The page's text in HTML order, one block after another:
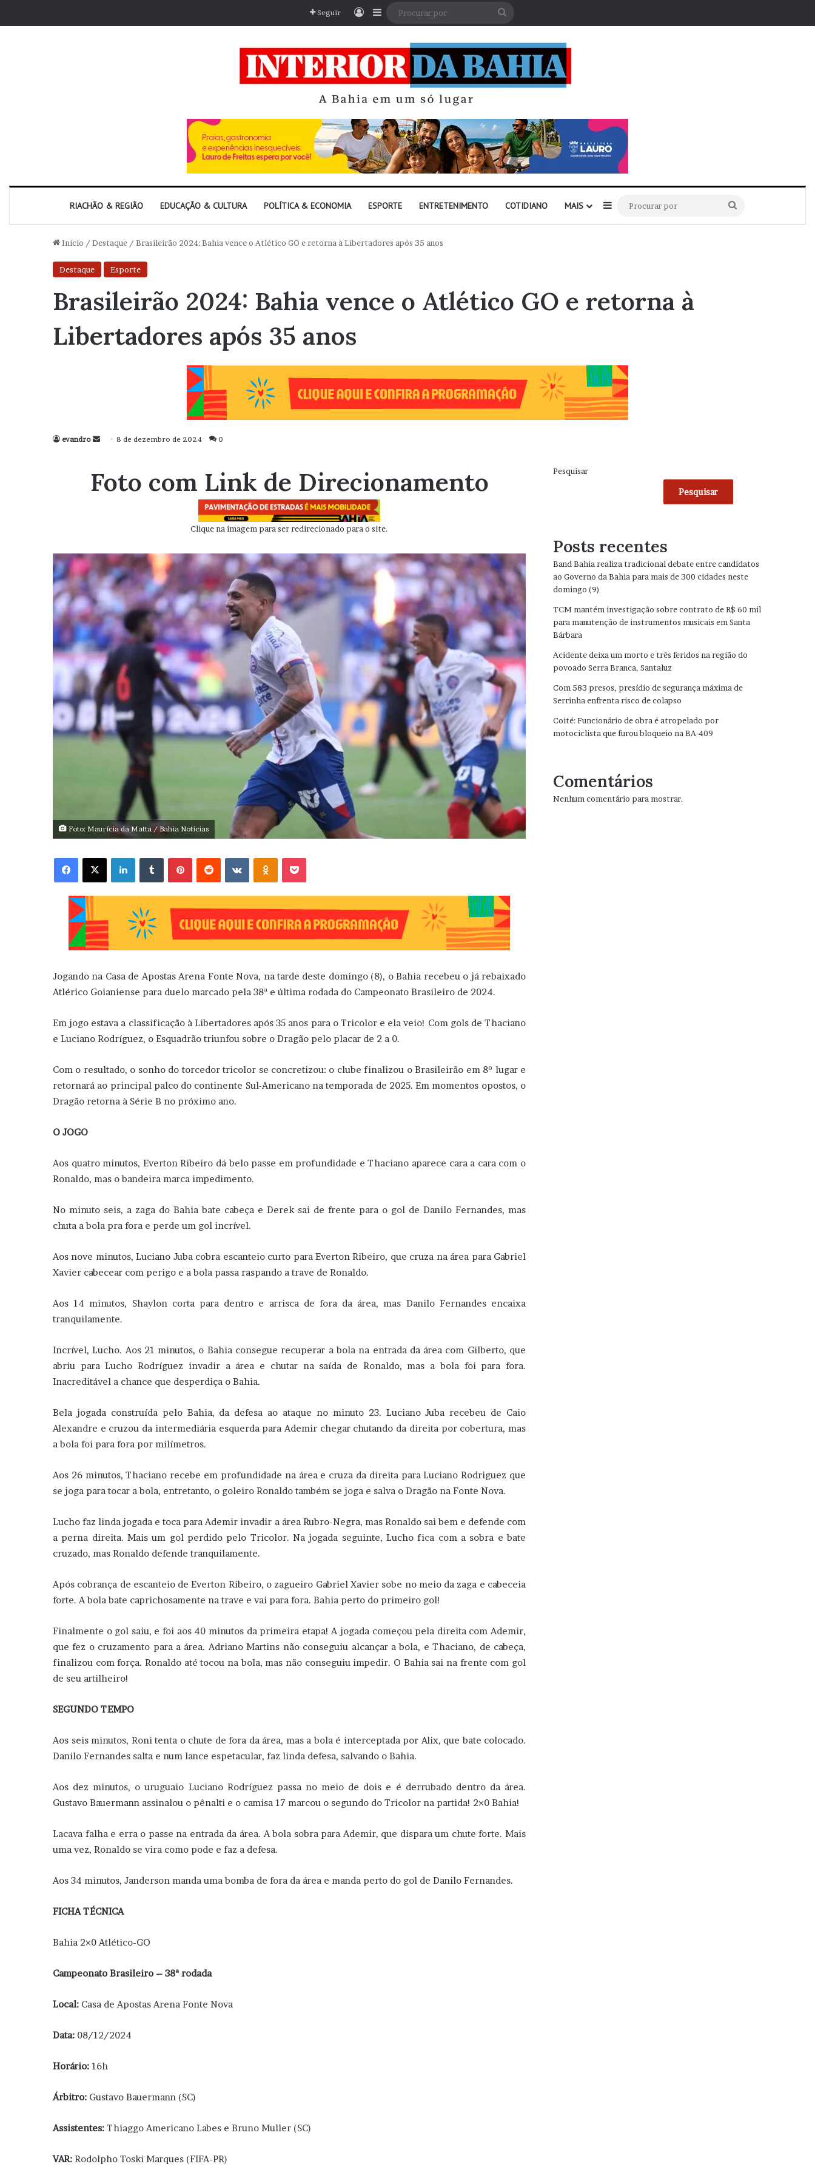
Seguir EntrarBarra Lateral
RIACHÃO & REGIÃO EDUCAÇÃO & CULTURA POLÍTICA & ECONOMIA ESPORTE ENTRETENIMENTO COTIDIANO MAIS Barra Lateral
por
Início / Destaque / Brasileirão 2024: Bahia vence o Atlético GO e retorna à Libertadores após 35 anos
Destaque Esporte
Brasileirão 2024: Bahia vence o Atlético GO e retorna à
Libertadores após 35 anos
evandro
Mande
mail
8 de dezembro de 2024 0
Foto com Link de Direcionamento
Clique na imagem para ser redirecionado para o site.
Foto: Maurícia da Matta / Bahia Notícias
Facebook X Linkedin VK OK
Jogando na Casa de Apostas Arena Fonte Nova, na tarde deste domingo (8), o Bahia recebeu o já rebaixado
Atlérico Goianiense para duelo marcado pela 38ª e última rodada do Campeonato Brasileiro de 2024.
Em jogo estava a classificação à Libertadores após 35 anos para o Tricolor e ela veio! Com gols de Thaciano
e Luciano Rodríguez, o Esquadrão triunfou sobre o Dragão pelo placar de 2 a 0.
Com o resultado, o sonho do torcedor tricolor se concretizou: o clube finalizou o Brasileirão em 8º lugar e
retornará ao principal palco do continente Sul-Americano na temporada de 2025. Em momentos opostos, o
Dragão retorna à Série B no próximo ano.
O JOGO
Aos quatro minutos, Everton Ribeiro dá belo passe em profundidade e Thaciano aparece cara a cara com o
Ronaldo, mas o bandeira marca impedimento.
No minuto seis, a zaga do Bahia bate cabeça e Derek sai de frente para o gol de Danilo Fernandes, mas
chuta a bola pra fora e perde um gol incrível.
Aos nove minutos, Luciano Juba cobra escanteio curto para Everton Ribeiro, que cruza na área para Gabriel
Xavier cabecear com perigo e a bola passa raspando a trave de Ronaldo.
Aos 14 minutos, Shaylon corta para dentro e arrisca de fora da área, mas Danilo Fernandes encaixa
tranquilamente.
Incrível, Lucho. Aos 21 minutos, o Bahia consegue recuperar a bola na entrada da área com Gilberto, que
abriu para Lucho Rodríguez invadir a área e chutar na saída de Ronaldo, mas a bola foi para fora.
Inacreditável a chance que desperdiça o Bahia.
Bela jogada construída pelo Bahia, da defesa ao ataque no minuto 23. Luciano Juba recebeu de Caio
Alexandre e cruzou da intermediária esquerda para Ademir chegar chutando da direita por cobertura, mas
a bola foi para fora por milímetros.
Aos 26 minutos, Thaciano recebe em profundidade na área e cruza da direita para Luciano Rodriguez que
se joga para tocar a bola, entretanto, o goleiro Ronaldo também se joga e salva o Dragão na Fonte Nova.
Lucho faz linda jogada e toca para Ademir invadir a área Rubro-Negra, mas Ronaldo sai bem e defende com
a perna direita. Mais um gol perdido pelo Tricolor. Na jogada seguinte, Lucho fica com a sobra e bate
cruzado, mas Ronaldo defende tranquilamente.
Após cobrança de escanteio de Everton Ribeiro, o zagueiro Gabriel Xavier sobe no meio da zaga e cabeceia
forte. A bola bate caprichosamente na trave e vai para fora. Bahia perto do primeiro gol!
Finalmente o gol saiu, e foi aos 40 minutos da primeira etapa! A jogada começou pela direita com Ademir,
que fez o cruzamento para a área. Adriano Martins não conseguiu alcançar a bola, e Thaciano, de cabeça,
finalizou com força. Ronaldo até tocou na bola, mas não conseguiu impedir. O Bahia sai na frente com gol
de seu artilheiro!
SEGUNDO TEMPO
Aos seis minutos, Roni tenta o chute de fora da área, mas a bola é interceptada por Alix, que bate colocado.
Danilo Fernandes salta e num lance espetacular, faz linda defesa, salvando o Bahia.
Aos dez minutos, o uruguaio Luciano Rodríguez passa no meio de dois e é derrubado dentro da área.
Gustavo Bauermann assinalou o pênalti e o camisa 17 marcou o segundo do Tricolor na partida! 2×0 Bahia!
Lacava falha e erra o passe na entrada da área. A bola sobra para Ademir, que dispara um chute forte. Mais
uma vez, Ronaldo se vira como pode e faz a defesa.
Aos 34 minutos, Janderson manda uma bomba de fora da área e manda perto do gol de Danilo Fernandes.
FICHA TÉCNICA
Bahia 2×0 Atlético-GO
Campeonato Brasileiro – 38ª rodada
Local: Casa de Apostas Arena Fonte Nova
Data: 08/12/2024
Horário: 16h
Árbitro: Gustavo Bauermann (SC)
Assistentes: Thiaggo Americano Labes e Bruno Muller (SC)
VAR: Rodolpho Toski Marques (FIFA-PR)
Pesquisar
Pesquisar
Posts recentes
Band Bahia realiza tradicional debate entre candidatos
ao Governo da Bahia para mais de 300 cidades neste
domingo (9)
TCM mantém investigação sobre contrato de R$ 60 mil
para manutenção de instrumentos musicais em Santa
Bárbara
Acidente deixa um morto e três feridos na região do
povoado Serra Branca, Santaluz
Com 583 presos, presídio de segurança máxima de
Serrinha enfrenta risco de colapso
Coité: Funcionário de obra é atropelado por
motociclista que furou bloqueio na BA-409
Comentários
Nenhum comentário para mostrar.